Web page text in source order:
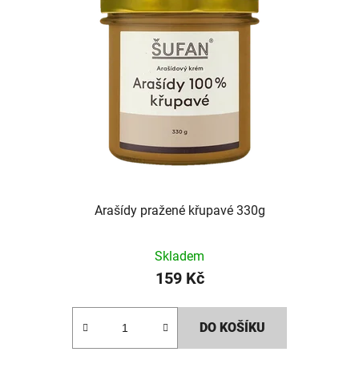
Arašídy pražené křupavé 330g
Skladem
159 Kč
DO KOŠÍKU